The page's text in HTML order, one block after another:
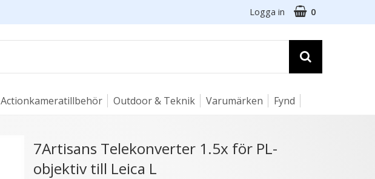
Logga in 0
Actionkameratillbehör Outdoor & Teknik Varumärken Fynd
7Artisans Telekonverter 1.5x för PL-
objektiv till Leica L